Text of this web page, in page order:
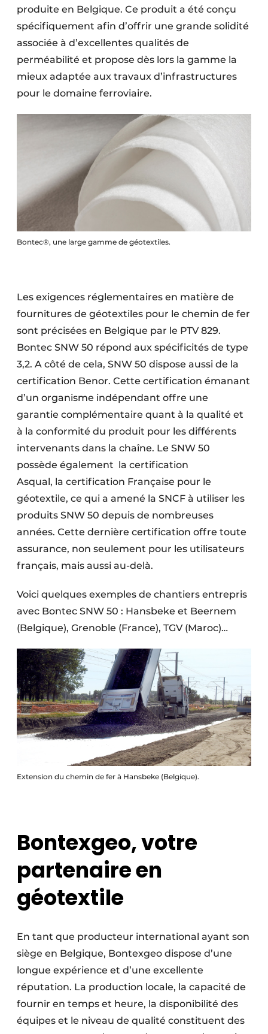
produite en Belgique. Ce produit a été conçu
spécifiquement afin d’offrir une grande solidité
associée à d’excellentes qualités de
perméabilité et propose dès lors la gamme la
mieux adaptée aux travaux d’infrastructures
pour le domaine ferroviaire.
Bontec®, une large gamme de géotextiles.
Les exigences réglementaires en matière de
fournitures de géotextiles pour le chemin de fer
sont précisées en Belgique par le PTV 829.
Bontec SNW 50 répond aux spécificités de type
3,2. A côté de cela, SNW 50 dispose aussi de la
certification Benor. Cette certification émanant
d’un organisme indépendant offre une
garantie complémentaire quant à la qualité et
à la conformité du produit pour les différents
intervenants dans la chaîne. Le SNW 50
possède également la certification
Asqual, la certification Française pour le
géotextile, ce qui a amené la SNCF à utiliser les
produits SNW 50 depuis de nombreuses
années. Cette dernière certification offre toute
assurance, non seulement pour les utilisateurs
français, mais aussi au-delà.
Voici quelques exemples de chantiers entrepris
avec Bontec SNW 50 : Hansbeke et Beernem
(Belgique), Grenoble (France), TGV (Maroc)…
Extension du chemin de fer à Hansbeke (Belgique).
Bontexgeo, votre
partenaireen
géotextile
En tant que producteur international ayant son
siège en Belgique, Bontexgeo dispose d’une
longue expérience et d’une excellente
réputation. La production locale, la capacité de
fournir en temps et heure, la disponibilité des
équipes et le niveau de qualité constituent des